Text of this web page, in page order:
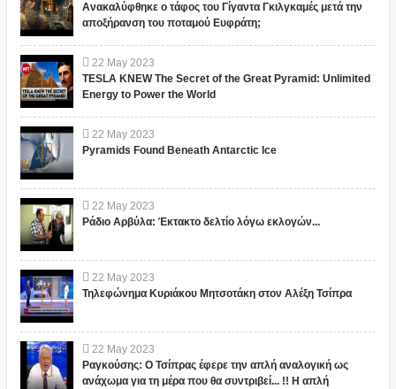
Ανακαλύφθηκε ο τάφος του Γίγαντα Γκιλγκαμές μετά την
αποξήρανση του ποταμού Ευφράτη;
22 May 2023
TESLA KNEW The Secret of the Great Pyramid: Unlimited
Energy to Power the World
22 May 2023
Pyramids Found Beneath Antarctic Ice
22 May 2023
Ράδιο Αρβύλα: Έκτακτο δελτίο λόγω εκλογών...
22 May 2023
Τηλεφώνημα Κυριάκου Μητσοτάκη στον Αλέξη Τσίπρα
22 May 2023
Ραγκούσης: Ο Τσίπρας έφερε την απλή αναλογική ως
ανάχωμα για τη μέρα που θα συντριβεί... !! Η απλή